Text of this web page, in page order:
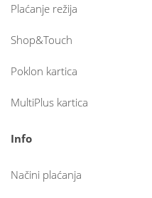
Plaćanje režija
Shop&Touch
Poklon kartica
MultiPlus kartica
Info
Načini plaćanja